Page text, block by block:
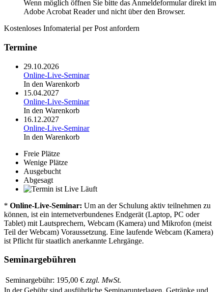
Wenn möglich öffnen Sie bitte das Anmeldeformular direkt im
Adobe Acrobat Reader und nicht über den Browser.
Kostenloses Infomaterial per Post anfordern
Termine
29.10.2026
Online-Live-Seminar
In den Warenkorb
15.04.2027
Online-Live-Seminar
In den Warenkorb
16.12.2027
Online-Live-Seminar
In den Warenkorb
Freie Plätze
Wenige Plätze
Ausgebucht
Abgesagt
Läuft
* Online-Live-Seminar: Um an der Schulung aktiv teilnehmen zu
können, ist ein internetverbundenes Endgerät (Laptop, PC oder
Tablet) mit Lautsprechern, Webcam (Kamera) und Mikrofon (meist
Teil der Webcam) Voraussetzung. Eine laufende Webcam (Kamera)
ist Pflicht für staatlich anerkannte Lehrgänge.
Seminargebühren
Seminargebühr: 195,00 € zzgl. MwSt.
In der Gebühr sind ausführliche Seminarunterlagen, Getränke und